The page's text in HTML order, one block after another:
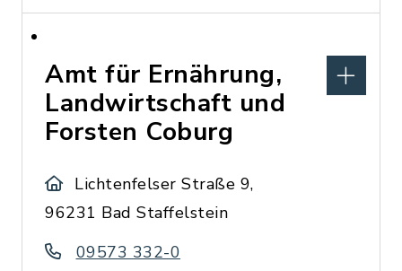
Amt für Ernährung,
Landwirtschaft und
Forsten Coburg
Lichtenfelser Straße 9,
96231 Bad Staffelstein
09573 332-0